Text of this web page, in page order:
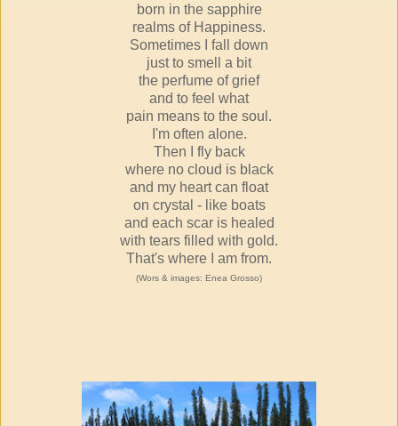
born in the sapphire
realms of Happiness.
Sometimes I fall down
just to smell a bit
the perfume of grief
and to feel what
pain means to the soul.
I'm often alone.
Then I fly back
where no cloud is black
and my heart can float
on crystal - like boats
and each scar is healed
with tears filled with gold.
That's where I am from.
(Wors & images: Enea Grosso)